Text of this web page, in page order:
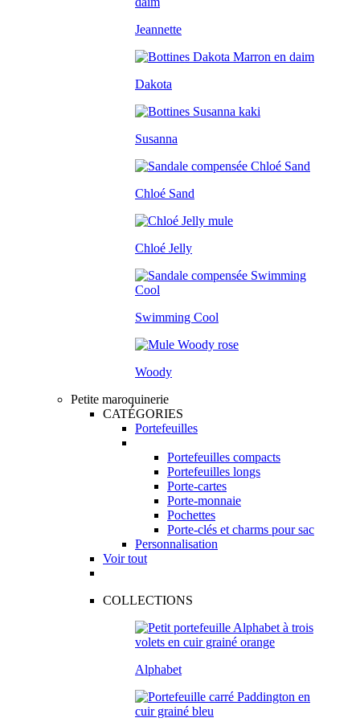
Jeannette
Dakota
Susanna
Chloé Sand
Chloé Jelly
Swimming Cool
Woody
Petite maroquinerie
CATÉGORIES
Portefeuilles
Portefeuilles compacts
Portefeuilles longs
Porte-cartes
Porte-monnaie
Pochettes
Porte-clés et charms pour sac
Personnalisation
Voir tout
COLLECTIONS
Alphabet